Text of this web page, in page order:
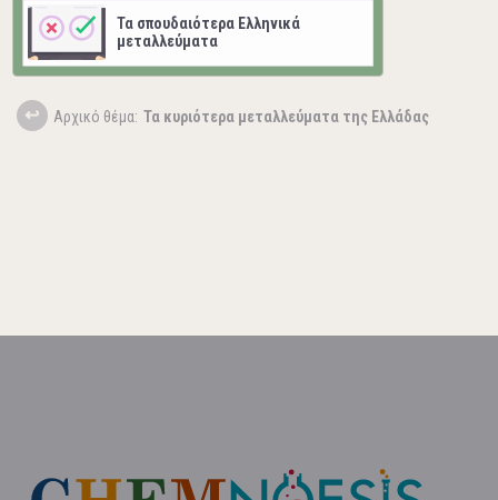
Τα σπουδαιότερα Ελληνικά
μεταλλεύματα
Aρχικό θέμα: Τα κυριότερα μεταλλεύματα της Ελλάδας